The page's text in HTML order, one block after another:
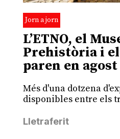
Jorn a jorn
L’ETNO, el
Prehistòria i
paren en agost
Més d'una dotzena
disponibles entre els
Lletraferit